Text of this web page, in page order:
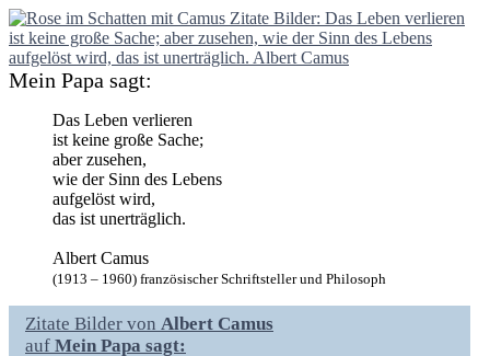
Mein Papa sagt:
Das Leben verlieren
ist keine große Sache;
aber zusehen,
wie der Sinn des Lebens
aufgelöst wird,
das ist unerträglich.
Albert Camus
(1913 – 1960) französischer Schriftsteller und Philosoph
Zitate Bilder von Albert Camus
auf Mein Papa sagt: